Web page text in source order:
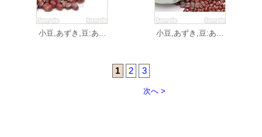
小豆,あずき,豆:あ... 小豆,あずき,豆:あ...
1 2 3
次へ >